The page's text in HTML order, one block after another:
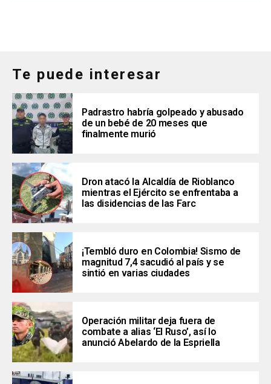
Te puede interesar
Padrastro habría golpeado y abusado
de un bebé de 20 meses que
finalmente murió
Dron atacó la Alcaldía de Rioblanco
mientras el Ejército se enfrentaba a
las disidencias de las Farc
¡Tembló duro en Colombia! Sismo de
magnitud 7,4 sacudió al país y se
sintió en varias ciudades
Operación militar deja fuera de
combate a alias ‘El Ruso’, así lo
anunció Abelardo de la Espriella